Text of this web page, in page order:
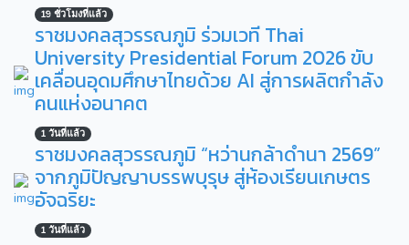
19 ชั่วโมงที่แล้ว
ราชมงคลสุวรรณภูมิ ร่วมเวที Thai
University Presidential Forum 2026 ขับ
เคลื่อนอุดมศึกษาไทยด้วย AI สู่การผลิตกำลัง
คนแห่งอนาคต
1 วันที่แล้ว
ราชมงคลสุวรรณภูมิ “หว่านกล้าดำนา 2569”
จากภูมิปัญญาบรรพบุรุษ สู่ห้องเรียนเกษตร
อัจฉริยะ
1 วันที่แล้ว